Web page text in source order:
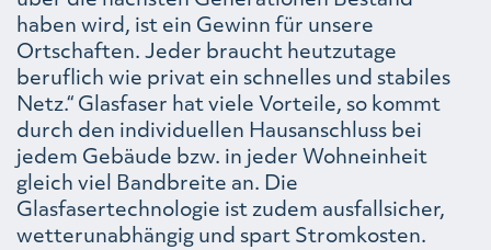
haben wird, ist ein Gewinn für unsere
Ortschaften. Jeder braucht heutzutage
beruflich wie privat ein schnelles und stabiles
Netz.“ Glasfaser hat viele Vorteile, so kommt
durch den individuellen Hausanschluss bei
jedem Gebäude bzw. in jeder Wohneinheit
gleich viel Bandbreite an. Die
Glasfasertechnologie ist zudem ausfallsicher,
wetterunabhängig und spart Stromkosten.